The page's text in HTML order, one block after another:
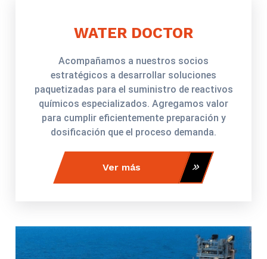
WATER DOCTOR
Acompañamos a nuestros socios
estratégicos a desarrollar soluciones
paquetizadas para el suministro de reactivos
químicos especializados. Agregamos valor
para cumplir eficientemente preparación y
dosificación que el proceso demanda.
Ver más